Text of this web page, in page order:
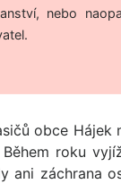
nebo
obce
roku
ani záchrana